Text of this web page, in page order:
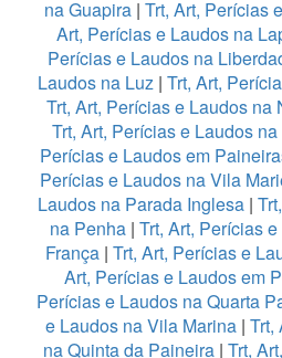
na Guapira| Trt, Art, Perícias
Art, Perícias e Laudos na
Perícias e Laudos na
Laudos na Luz| Trt, Art,
Trt, Art, Perícias e Laudos na
Trt, Art, Perícias e Laudos
Perícias e Laudos em
Perícias e Laudos na Vila
Laudos na Parada Inglesa |
na Penha | Trt, Art, Perícias
França | Trt, Art, Perícias e
Art, Perícias e Laudos em
Perícias e Laudos na Quarta
e Laudos na Vila Marina| Trt,
na Quinta da Paineira| Trt,